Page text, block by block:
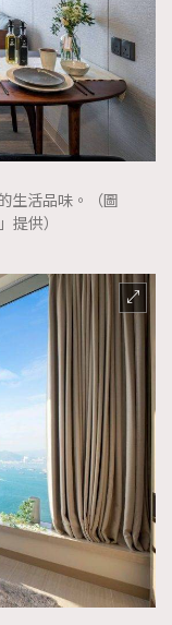
生活品味。（圖
提供）